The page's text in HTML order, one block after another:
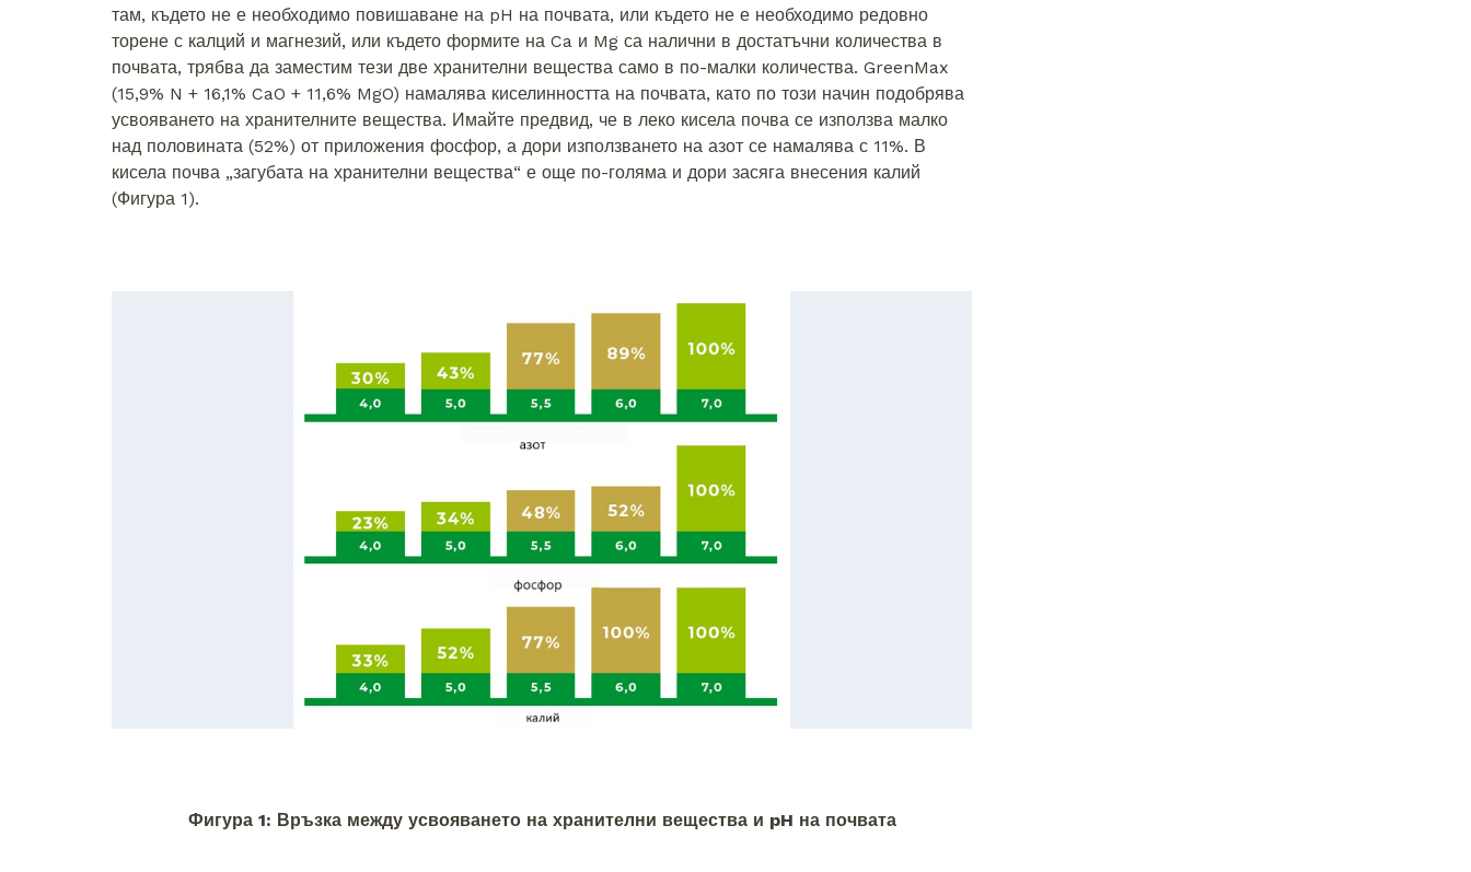
там, където не е необходимо повишаване на pH на почвата, или където не е необходимо редовно
торене с калций и магнезий, или където формите на Ca и Mg са налични в достатъчни количества в
почвата, трябва да заместим тези две хранителни вещества само в по-малки количества. GreenMax
(15,9% N + 16,1% CaO + 11,6% MgO) намалява киселинността на почвата, като по този начин подобрява
усвояването на хранителните вещества. Имайте предвид, че в леко кисела почва се използва малко
над половината (52%) от приложения фосфор, а дори използването на азот се намалява с 11%. В
кисела почва „загубата на хранителни вещества“ е още по-голяма и дори засяга внесения калий
(Фигура 1).
Фигура 1: Връзка между усвояването на хранителни вещества и pH на почвата